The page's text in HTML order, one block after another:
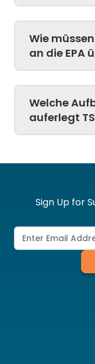
Wie
an die EPA
Welche
auferlegt
Sign Up for